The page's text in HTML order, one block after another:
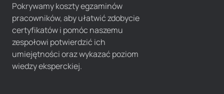
Pokrywamy koszty egzaminów
pracowników, aby ułatwić zdobycie
certyfikatów i pomóc naszemu
zespołowi potwierdzić ich
umiejętności oraz wykazać poziom
wiedzy eksperckiej.